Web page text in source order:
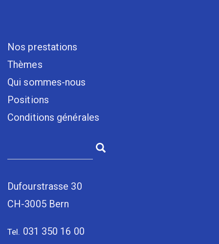
Nos prestations
Thèmes
Qui sommes-nous
Positions
Conditions générales
Dufourstrasse 30
CH-3005 Bern
Tel. 031 350 16 00